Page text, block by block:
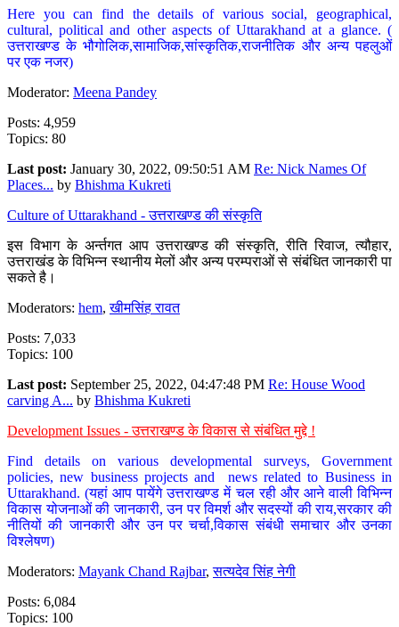
Here you can find the details of various social, geographical,
cultural, political and other aspects of Uttarakhand at a glance. (
उत्तराखण्ड के भौगोलिक,सामाजिक,सांस्कृतिक,राजनीतिक और अन्य पहलुओं
पर एक नजर)
Moderator: Meena Pandey
Posts: 4,959
Topics: 80
Last post: January 30, 2022, 09:50:51 AM Re: Nick Names Of
Places... by Bhishma Kukreti
Culture of Uttarakhand - उत्तराखण्ड की संस्कृति
इस विभाग के अर्न्तगत आप उत्तराखण्ड की संस्कृति, रीति रिवाज, त्यौहार,
उत्तराखंड के विभिन्न स्थानीय मेलों और अन्य परम्पराओं से संबंधित जानकारी पा
सकते है।
Moderators: hem,खीमसिंह रावत
Posts: 7,033
Topics: 100
Last post: September 25, 2022, 04:47:48 PM Re: House Wood
carving A... by Bhishma Kukreti
Development Issues - उत्तराखण्ड के विकास से संबंधित मुद्दे !
Find details on various developmental surveys, Government
policies, new business projects and news related to Business in
Uttarakhand. (यहां आप पायेंगे उत्तराखण्ड में चल रही और आने वाली विभिन्न
विकास योजनाओं की जानकारी, उन पर विमर्श और सदस्यों की राय,सरकार की
नीतियों की जानकारी और उन पर चर्चा,विकास संबंधी समाचार और उनका
विश्लेषण)
Moderators: Mayank Chand Rajbar,सत्यदेव सिंह नेगी
Posts: 6,084
Topics: 100